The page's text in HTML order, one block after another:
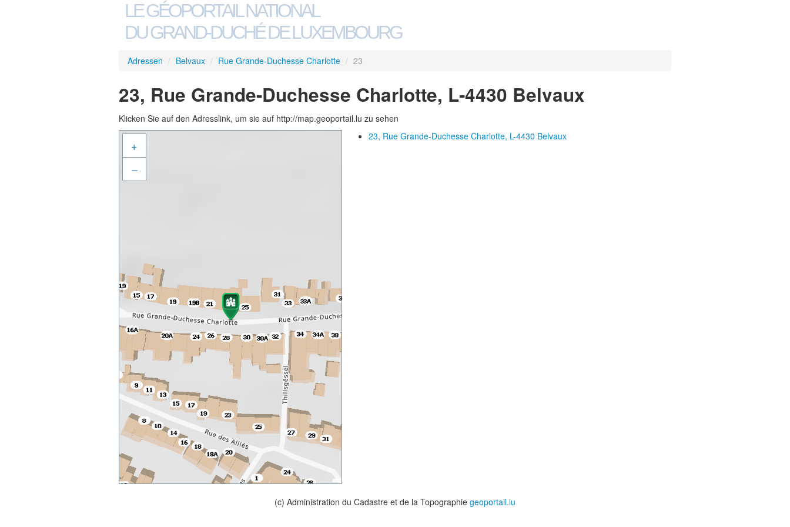
LE GÉOPORTAIL NATIONAL
DU GRAND-DUCHÉ DE LUXEMBOURG
Adressen / Belvaux / Rue Grande-Duchesse Charlotte / 23
23, Rue Grande-Duchesse Charlotte, L-4430 Belvaux
Klicken Sie auf den Adresslink, um sie auf http://map.geoportail.lu zu sehen
+
–
23, Rue Grande-Duchesse Charlotte, L-4430 Belvaux
(c) Administration du Cadastre et de la Topographie geoportail.lu